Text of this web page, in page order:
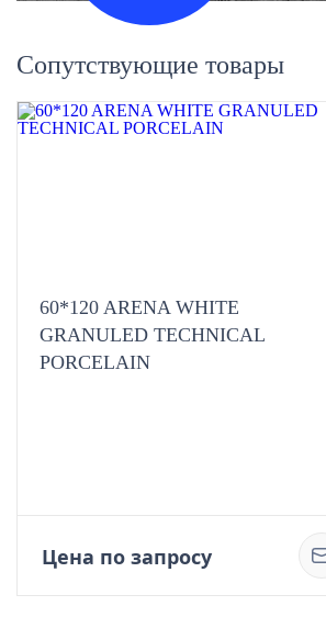
Сопутствующие товары
60*120 ARENA WHITE
GRANULED TECHNICAL
PORCELAIN
Цена по запросу